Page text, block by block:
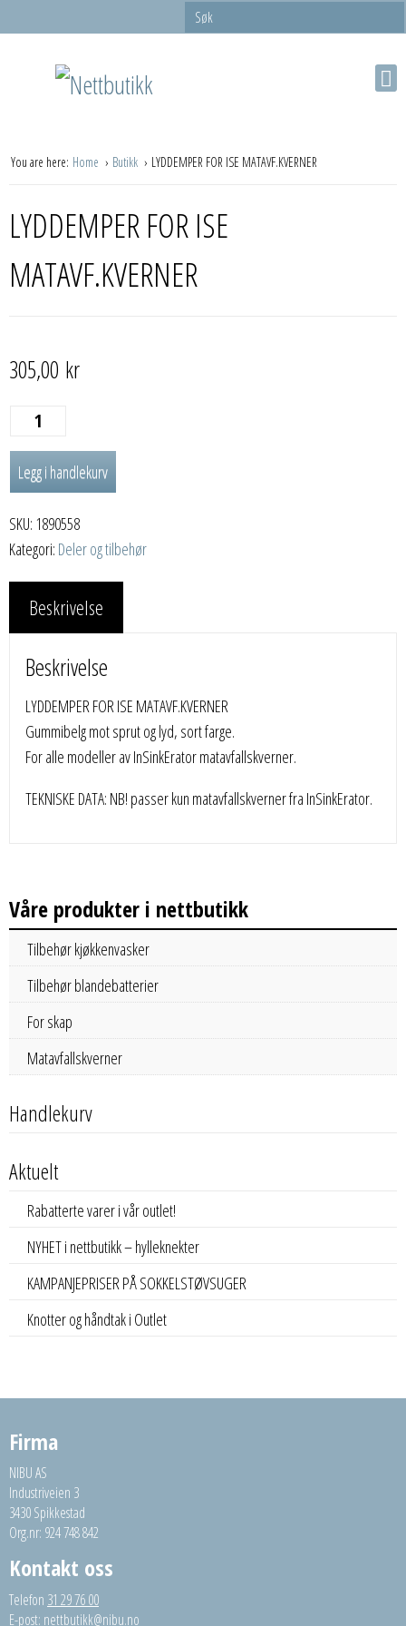
You are here: Home Butikk LYDDEMPER FOR ISE MATAVF.KVERNER
LYDDEMPER FOR ISE
MATAVF.KVERNER
305,00 kr
LYDDEMPER
FOR
ISE
antall
Legg i handlekurv
SKU: 1890558
Kategori: Deler og tilbehør
Beskrivelse
Beskrivelse
LYDDEMPER FOR ISE MATAVF.KVERNER
Gummibelg mot sprut og lyd, sort farge.
For alle modeller av InSinkErator matavfallskverner.
TEKNISKE DATA: NB! passer kun matavfallskverner fra InSinkErator.
Våre produkter i nettbutikk
Tilbehør kjøkkenvasker
Tilbehør blandebatterier
For skap
Matavfallskverner
Handlekurv
Aktuelt
Rabatterte varer i vår outlet!
NYHET i nettbutikk – hylleknekter
KAMPANJEPRISER PÅ SOKKELSTØVSUGER
Knotter og håndtak i Outlet
Firma
NIBU AS
Industriveien 3
3430 Spikkestad
Org.nr: 924 748 842
Kontakt oss
Telefon 31 29 76 00
E-post: nettbutikk@nibu.no